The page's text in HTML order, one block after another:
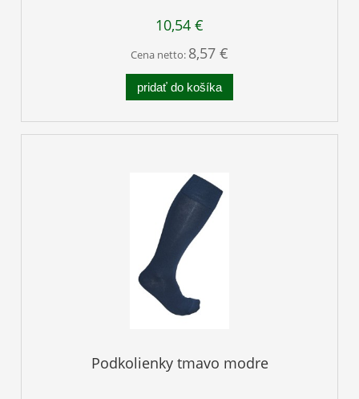
10,54 €
Cena netto: 8,57 €
pridať do košíka
Podkolienky tmavo modre